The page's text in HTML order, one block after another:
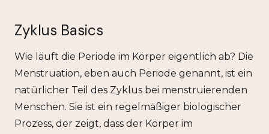
Zyklus Basics
Wie läuft die Periode im Körper eigentlich ab? Die
Menstruation, eben auch Periode genannt, ist ein
natürlicher Teil des Zyklus bei menstruierenden
Menschen. Sie ist ein regelmäßiger biologischer
Prozess, der zeigt, dass der Körper im